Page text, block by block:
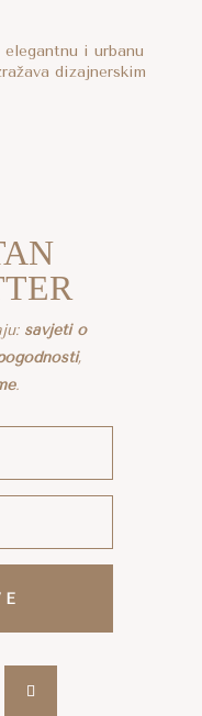
i urbanu
dizajnerskim
savjeti o
,
.